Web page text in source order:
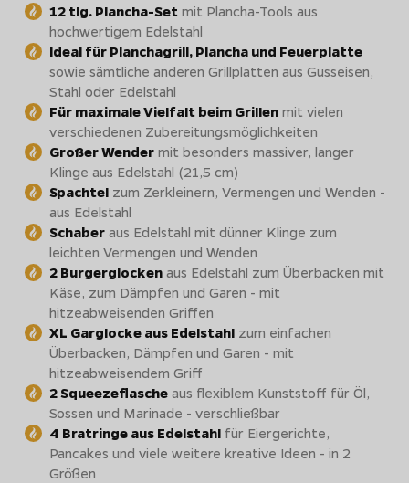
12 tlg. Plancha-Set mit Plancha-Tools aus
hochwertigem Edelstahl
Ideal für Planchagrill, Plancha und Feuerplatte
sowie sämtliche anderen Grillplatten aus Gusseisen,
Stahl oder Edelstahl
Für maximale Vielfalt beim Grillen mit vielen
verschiedenen Zubereitungsmöglichkeiten
Großer Wender mit besonders massiver, langer
Klinge aus Edelstahl (21,5 cm)
Spachtel zum Zerkleinern, Vermengen und Wenden -
aus Edelstahl
Schaber aus Edelstahl mit dünner Klinge zum
leichten Vermengen und Wenden
2 Burgerglocken aus Edelstahl zum Überbacken mit
Käse, zum Dämpfen und Garen - mit
hitzeabweisenden Griffen
XL Garglocke aus Edelstahl zum einfachen
Überbacken, Dämpfen und Garen - mit
hitzeabweisendem Griff
2 Squeezeflasche aus flexiblem Kunststoff für Öl,
Sossen und Marinade - verschließbar
4 Bratringe aus Edelstahl für Eiergerichte,
Pancakes und viele weitere kreative Ideen - in 2
Größen